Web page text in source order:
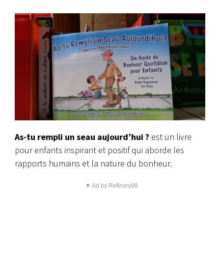
As-tu rempli un seau aujourd’hui ? est un livre
pour enfants inspirant et positif qui aborde les
rapports humains et la nature du bonheur.
▼ Ad by Refinery89